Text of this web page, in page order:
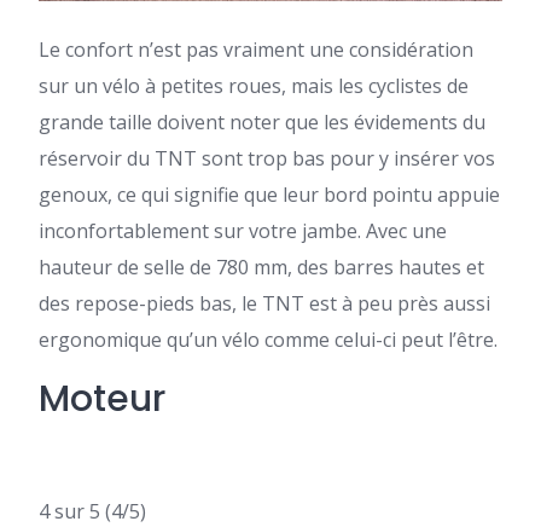
Le confort n’est pas vraiment une considération
sur un vélo à petites roues, mais les cyclistes de
grande taille doivent noter que les évidements du
réservoir du TNT sont trop bas pour y insérer vos
genoux, ce qui signifie que leur bord pointu appuie
inconfortablement sur votre jambe. Avec une
hauteur de selle de 780 mm, des barres hautes et
des repose-pieds bas, le TNT est à peu près aussi
ergonomique qu’un vélo comme celui-ci peut l’être.
Moteur
4 sur 5 (4/5)